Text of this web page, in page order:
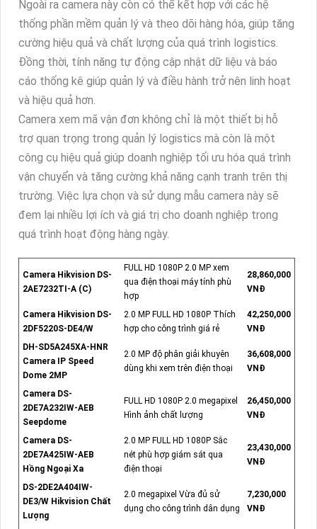
Ngoài ra camera này còn có thể kết hợp với các hệ
thống phần mềm quản lý và theo dõi hàng hóa, giúp tăng
cường hiệu quả và chất lượng của quá trình logistics.
Đồng thời, tính năng tự động cập nhật dữ liệu và báo
cáo thống kê giúp quản lý và điều hành trở nên linh hoạt
và hiệu quả hơn.
Camera xem mã vận đơn không chỉ là một thiết bị hỗ
trợ quan trọng trong quản lý logistics mà còn là một
công cụ hiệu quả giúp doanh nghiệp tối ưu hóa quá trình
vận chuyển và tăng cường khả năng cạnh tranh trên thị
trường. Việc lựa chọn và sử dụng mẫu camera này sẽ
đem lại nhiều lợi ích và giá trị cho doanh nghiệp trong
quá trình hoạt động hàng ngày.
Camera Hikvision DS-
2AE7232TI-A (C)
FULL HD 1080P 2.0 MP xem
qua điện thoại máy tính phù
hợp
28,860,000
VNĐ
Camera Hikvision DS-
2DF5220S-DE4/W
2.0 MP FULL HD 1080P Thích
hợp cho công trình giá rẻ
42,250,000
VNĐ
DH-SD5A245XA-HNR
Camera IP Speed
Dome 2MP
2.0 MP độ phân giải khuyên
dùng khi xem trên điện thoại
36,608,000
VNĐ
Camera DS-
2DE7A232IW-AEB
Seepdome
FULL HD 1080P 2.0 megapixel
Hình ảnh chất lượng
26,450,000
VNĐ
Camera DS-
2DE7A425IW-AEB
Hồng Ngoại Xa
2.0 MP FULL HD 1080P Sắc
nét phù hợp giám sát qua
điện thoại
23,430,000
VNĐ
DS-2DE2A404IW-
DE3/W Hikvision Chất
Lượng
2.0 megapixel Vừa đủ sử
dụng cho công trình dân dụng
7,230,000
VNĐ